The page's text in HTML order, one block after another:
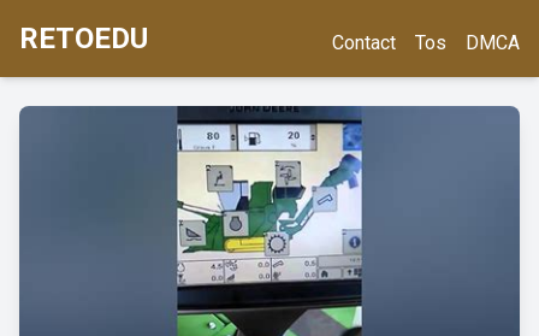
RETOEDU Contact Tos DMCA